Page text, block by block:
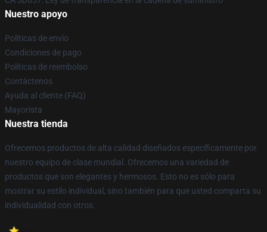
Nuestro apoyo
Políticas de envío
Condiciones de pago
Políticas de reembolso
Contáctenos
Ayuda al cliente (FAQ)
Mayorista
Nuestra tienda
Ofrecemos productos de alta calidad diseñados específicamente por
nuestro equipo de clase mundial. Ofrecemos una variedad de
productos que son elegantes y hermosos. Esto no es sólo para
mostrar su estilo individual, sino también para que usted comparta su
individualidad con otros.